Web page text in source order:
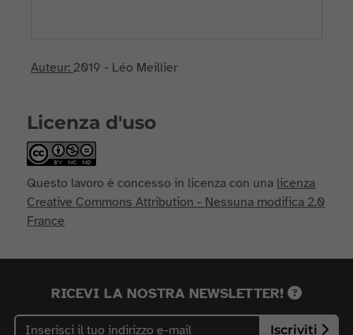
Auteur:2019 - Léo Meillier
Licenza d'uso
Questo lavoro è concesso in licenza con una licenza
Creative Commons Attribution - Nessuna modifica 2.0
France
RICEVI LA NOSTRA NEWSLETTER!
Iscriviti